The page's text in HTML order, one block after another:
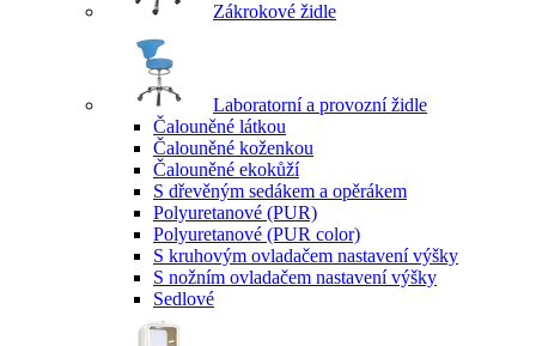
Zákrokové židle
Laboratorní a provozní židle
Čalouněné látkou
Čalouněné koženkou
Čalouněné ekokůží
S dřevěným sedákem a opěrákem
Polyuretanové (PUR)
Polyuretanové (PUR color)
S kruhovým ovladačem nastavení výšky
S nožním ovladačem nastavení výšky
Sedlové